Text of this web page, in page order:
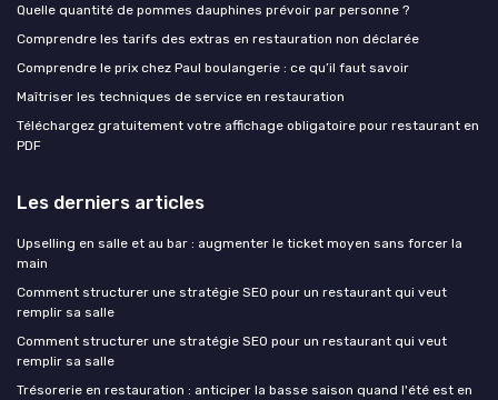
Quelle quantité de pommes dauphines prévoir par personne ?
Comprendre les tarifs des extras en restauration non déclarée
Comprendre le prix chez Paul boulangerie : ce qu’il faut savoir
Maîtriser les techniques de service en restauration
Téléchargez gratuitement votre affichage obligatoire pour restaurant en
PDF
Les derniers articles
Upselling en salle et au bar : augmenter le ticket moyen sans forcer la
main
Comment structurer une stratégie SEO pour un restaurant qui veut
remplir sa salle
Comment structurer une stratégie SEO pour un restaurant qui veut
remplir sa salle
Trésorerie en restauration : anticiper la basse saison quand l'été est en